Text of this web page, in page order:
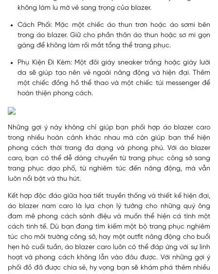
không làm lu mờ vẻ sang trọng của blazer.
Cách Phối: Mặc một chiếc áo thun trơn hoặc áo sơmi bên
trong áo blazer. Giữ cho phần thân áo thun hoặc sơ mi gọn
gàng để không làm rối mắt tổng thể trang phục.
Phụ Kiện Đi Kèm: Một đôi giày sneaker trắng hoặc giày lười
da sẽ giúp tạo nên vẻ ngoài năng động và hiện đại. Thêm
một chiếc đồng hồ thể thao và một chiếc túi messenger để
hoàn thiện phong cách.
Những gợi ý này không chỉ giúp bạn phối hợp áo blazer caro
trong nhiều hoàn cảnh khác nhau mà còn giúp bạn thể hiện
phong cách thời trang đa dạng và phong phú. Với áo blazer
caro, bạn có thể dễ dàng chuyển từ trang phục công sở sang
trang phục dạo phố, từ nghiêm túc đến năng động, mà vẫn
luôn nổi bật và thu hút.
Kết hợp độc đáo giữa họa tiết truyền thống và thiết kế hiện đại,
áo blazer nam caro là lựa chọn lý tưởng cho những quý ông
đam mê phong cách sành điệu và muốn thể hiện cá tính một
cách tinh tế. Dù bạn đang tìm kiếm một bộ trang phục nghiêm
túc cho môi trường công sở, hay một outfit năng động cho buổi
hẹn hò cuối tuần, áo blazer caro luôn có thể đáp ứng với sự linh
hoạt và phong cách không lẫn vào đâu được. Với những gợi ý
phối đồ đã được chia sẻ, hy vọng bạn sẽ khám phá thêm nhiều